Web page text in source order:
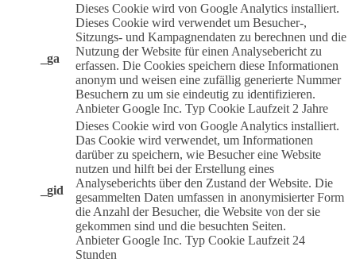
_ga
Dieses Cookie wird von Google Analytics installiert.
Dieses Cookie wird verwendet um Besucher-,
Sitzungs- und Kampagnendaten zu berechnen und die
Nutzung der Website für einen Analysebericht zu
erfassen. Die Cookies speichern diese Informationen
anonym und weisen eine zufällig generierte Nummer
Besuchern zu um sie eindeutig zu identifizieren.
Anbieter Google Inc. Typ Cookie Laufzeit 2 Jahre
_gid
Dieses Cookie wird von Google Analytics installiert.
Das Cookie wird verwendet, um Informationen
darüber zu speichern, wie Besucher eine Website
nutzen und hilft bei der Erstellung eines
Analyseberichts über den Zustand der Website. Die
gesammelten Daten umfassen in anonymisierter Form
die Anzahl der Besucher, die Website von der sie
gekommen sind und die besuchten Seiten.
Anbieter Google Inc. Typ Cookie Laufzeit 24
Stunden